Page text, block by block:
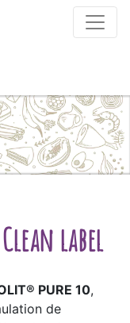
label
PURE 10,
de